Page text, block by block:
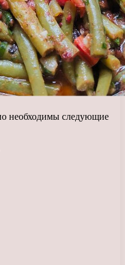
необходимы следующие